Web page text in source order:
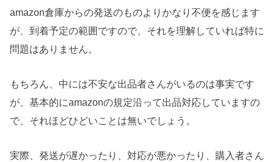
amazon倉庫からの発送のものよりかなり不便を感じます
が、到着予定の範囲ですので、それを理解していれば特に
問題はありません。
もちろん、中には不安な出品者さんがいるのは事実です
が、基本的にamazonの規定沿って出品対応していますの
で、それほどひどいことは無いでしょう。
実際、発送が遅かったり、対応が悪かったり、購入者さん